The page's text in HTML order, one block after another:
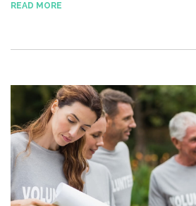
READ MORE